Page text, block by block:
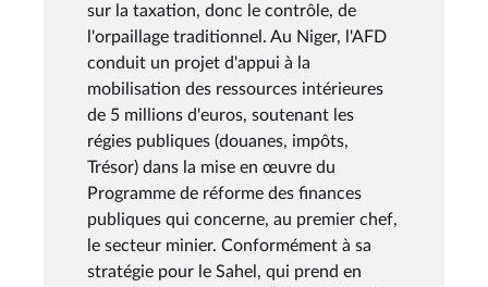
sur la taxation, donc le contrôle, de
l'orpaillage traditionnel. Au Niger, l'AFD
conduit un projet d'appui à la
mobilisation des ressources intérieures
de 5 millions d'euros, soutenant les
régies publiques (douanes, impôts,
Trésor) dans la mise en œuvre du
Programme de réforme des finances
publiques qui concerne, au premier chef,
le secteur minier. Conformément à sa
stratégie pour le Sahel, qui prend en